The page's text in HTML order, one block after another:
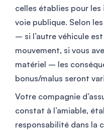
celles établies pour
voie publique. Selon
– si l’autre véhicule
mouvement, si vous
matériel – les
bonus/malus seront
Votre compagnie
constat à l’amiable,
responsabilité dans la